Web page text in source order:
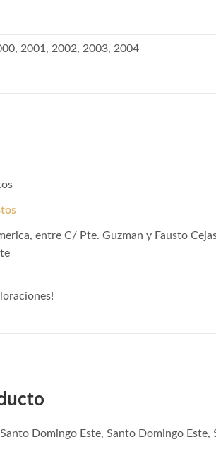
2001, 2002, 2003, 2004
entre C/ Pte. Guzman y Fausto
Domingo Este, Santo Domingo